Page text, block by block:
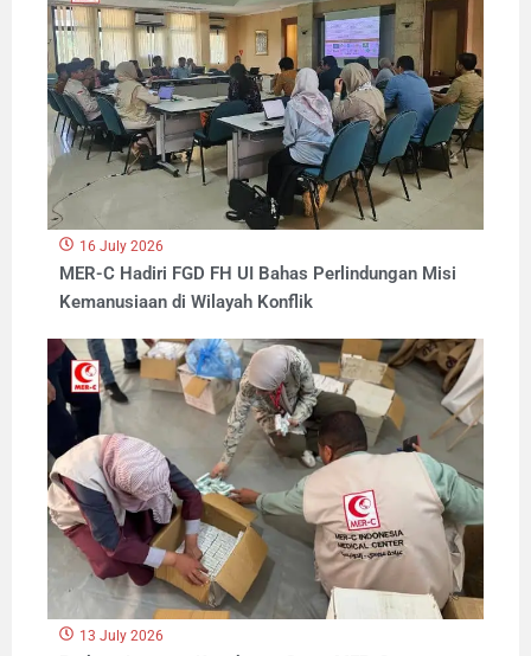
16 July 2026
MER-C Hadiri FGD FH UI Bahas Perlindungan Misi
Kemanusiaan di Wilayah Konflik
13 July 2026